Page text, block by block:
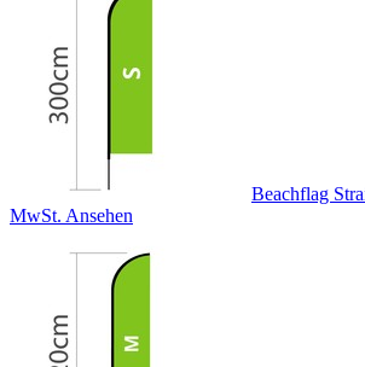
Beachflag
MwSt. Ansehen